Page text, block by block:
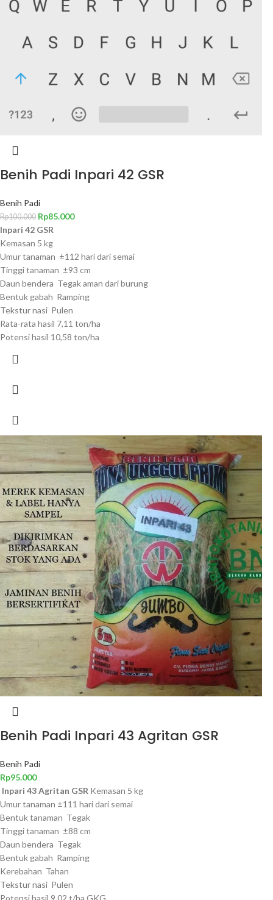
Benih Padi Inpari 42 GSR
Benih Padi
Rp100.000 Rp85.000
Inpari 42 GSR
Kemasan 5 kg
Umur tanaman ±112 hari dari semai
Tinggi tanaman ±93 cm
Daun bendera Tegak aman dari burung
Bentuk gabah Ramping
Tekstur nasi Pulen
Rata-rata hasil 7,11 ton/ha
Potensi hasil 10,58 ton/ha
Benih Padi Inpari 43 Agritan GSR
Benih Padi
Rp95.000
Inpari 43 Agritan GSR Kemasan 5 kg
Umur tanaman ±111 hari dari semai
Bentuk tanaman Tegak
Tinggi tanaman ±88 cm
Daun bendera Tegak
Bentuk gabah Ramping
Kerebahan Tahan
Tekstur nasi Pulen
Potensi hasil 9,02 t/ha GKG